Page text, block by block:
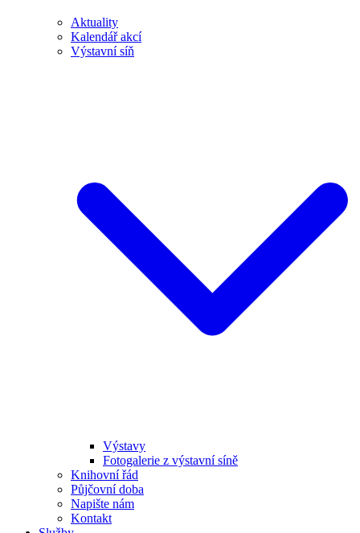
Aktuality
Kalendář akcí
Výstavní síň
Výstavy
Fotogalerie z výstavní síně
Knihovní řád
Půjčovní doba
Napište nám
Kontakt